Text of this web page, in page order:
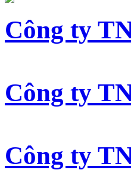
Công ty
Công ty
Công ty